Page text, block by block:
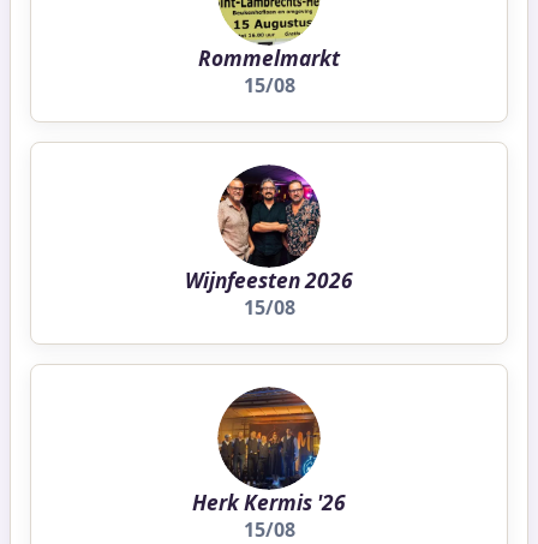
Rommelmarkt
15/08
Wijnfeesten 2026
15/08
Herk Kermis '26
15/08